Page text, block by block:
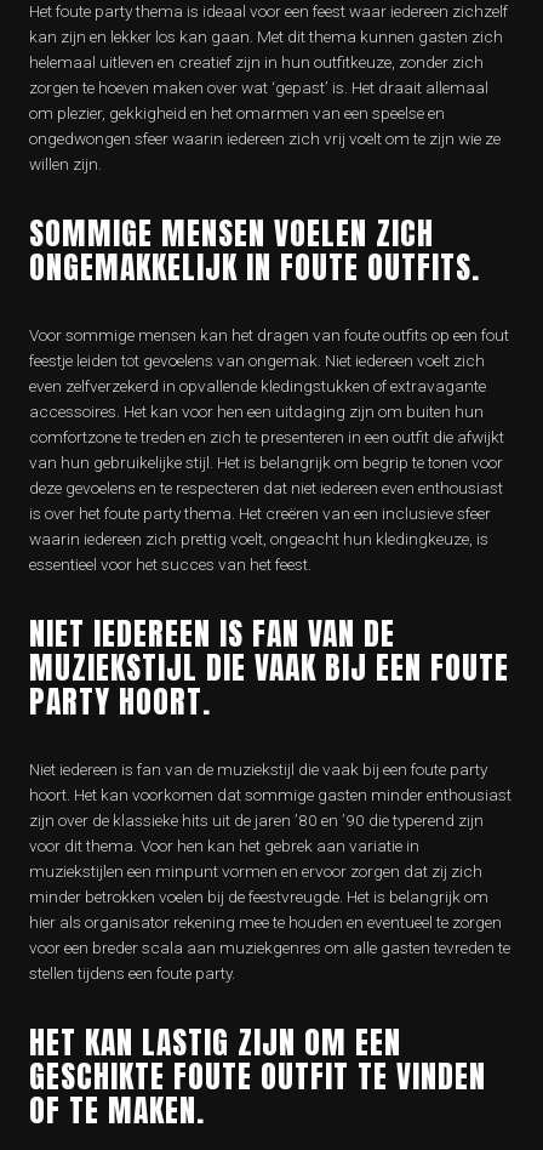
Het foute party thema is ideaal voor een feest waar iedereen zichzelf
kan zijn en lekker los kan gaan. Met dit thema kunnen gasten zich
helemaal uitleven en creatief zijn in hun outfitkeuze, zonder zich
zorgen te hoeven maken over wat ‘gepast’ is. Het draait allemaal
om plezier, gekkigheid en het omarmen van een speelse en
ongedwongen sfeer waarin iedereen zich vrij voelt om te zijn wie ze
willen zijn.
SOMMIGE MENSEN VOELEN ZICH
ONGEMAKKELIJK IN FOUTE OUTFITS.
Voor sommige mensen kan het dragen van foute outfits op een fout
feestje leiden tot gevoelens van ongemak. Niet iedereen voelt zich
even zelfverzekerd in opvallende kledingstukken of extravagante
accessoires. Het kan voor hen een uitdaging zijn om buiten hun
comfortzone te treden en zich te presenteren in een outfit die afwijkt
van hun gebruikelijke stijl. Het is belangrijk om begrip te tonen voor
deze gevoelens en te respecteren dat niet iedereen even enthousiast
is over het foute party thema. Het creëren van een inclusieve sfeer
waarin iedereen zich prettig voelt, ongeacht hun kledingkeuze, is
essentieel voor het succes van het feest.
NIET IEDEREEN IS FAN VAN DE
MUZIEKSTIJL DIE VAAK BIJ EEN FOUTE
PARTY HOORT.
Niet iedereen is fan van de muziekstijl die vaak bij een foute party
hoort. Het kan voorkomen dat sommige gasten minder enthousiast
zijn over de klassieke hits uit de jaren ’80 en ’90 die typerend zijn
voor dit thema. Voor hen kan het gebrek aan variatie in
muziekstijlen een minpunt vormen en ervoor zorgen dat zij zich
minder betrokken voelen bij de feestvreugde. Het is belangrijk om
hier als organisator rekening mee te houden en eventueel te zorgen
voor een breder scala aan muziekgenres om alle gasten tevreden te
stellen tijdens een foute party.
HET KAN LASTIG ZIJN OM EEN
GESCHIKTE FOUTE OUTFIT TE VINDEN
OF TE MAKEN.